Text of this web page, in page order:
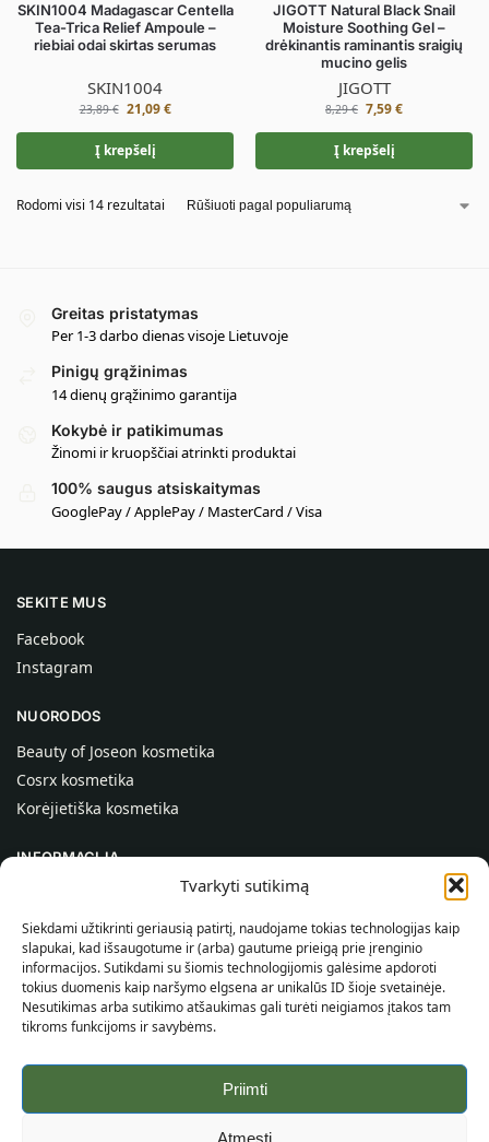
Tvarkyti sutikimą
Siekdami užtikrinti geriausią patirtį, naudojame tokias technologijas kaip
slapukai, kad išsaugotume ir (arba) gautume prieigą prie įrenginio
informacijos. Sutikdami su šiomis technologijomis galėsime apdoroti
tokius duomenis kaip naršymo elgsena ar unikalūs ID šioje svetainėje.
Nesutikimas arba sutikimo atšaukimas gali turėti neigiamos įtakos tam
tikroms funkcijoms ir savybėms.
Priimti
Atmesti
SKIN1004 Madagascar Centella
Tea-Trica Relief Ampoule –
riebiai odai skirtas serumas
SKIN1004
23,89€ 21,09€
Į krepšelį
JIGOTT Natural Black Snail
Moisture Soothing Gel –
drėkinantis raminantis sraigių
mucino gelis
JIGOTT
8,29€ 7,59€
Į krepšelį
Rodomi visi 14 rezultatai
Greitas pristatymas
Per 1-3 darbo dienas visoje Lietuvoje
Pinigų grąžinimas
14 dienų grąžinimo garantija
Kokybė ir patikimumas
Žinomi ir kruopščiai atrinkti produktai
100% saugus atsiskaitymas
GooglePay / ApplePay / MasterCard / Visa
SEKITE MUS
Facebook
Instagram
NUORODOS
Beauty of Joseon kosmetika
Cosrx kosmetika
Korėjietiška kosmetika
INFORMACIJA
Kontaktai
Pagalba
INFORMACIJA PIRKĖJUI
Pristatymo sąlygos
Taisyklės ir sąlygos
Svetainės žemėlapis